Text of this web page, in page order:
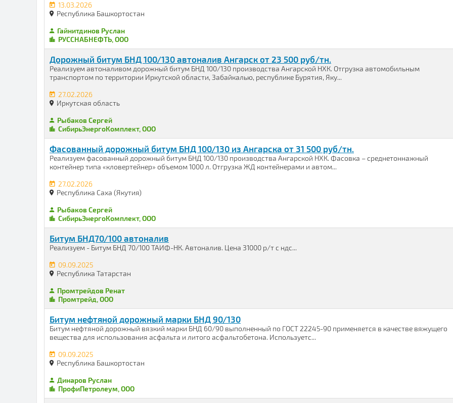
13.03.2026
Республика Башкортостан
Гайнитдинов Руслан
РУССНАБНЕФТЬ, ООО
Дорожный битум БНД 100/130 автоналив Ангарск от 23 500 руб/тн.
Реализуем автоналивом дорожный битум БНД 100/130 производства Ангарской НХК. Отгрузка автомобильным
транспортом по территории Иркутской области, Забайкалью, республике Бурятия, Яку...
27.02.2026
Иркутская область
Рыбаков Сергей
СибирьЭнергоКомплект, ООО
Фасованный дорожный битум БНД 100/130 из Ангарска от 31 500 руб/тн.
Реализуем фасованный дорожный битум БНД 100/130 производства Ангарской НХК. Фасовка – среднетоннажный
контейнер типа «кловертейнер» объемом 1000 л. Отгрузка ЖД контейнерами и автом...
27.02.2026
Республика Саха (Якутия)
Рыбаков Сергей
СибирьЭнергоКомплект, ООО
Битум БНД70/100 автоналив
Реализуем - Битум БНД 70/100 ТАИФ-НК. Автоналив. Цена 31000 р/т с ндс...
09.09.2025
Республика Татарстан
Промтрейдов Ренат
Промтрейд, ООО
Битум нефтяной дорожный марки БНД 90/130
Битум нефтяной дорожный вязкий марки БНД 60/90 выполненный по ГОСТ 22245-90 применяется в качестве вяжущего
вещества для использования асфальта и литого асфальтобетона. Используетс...
09.09.2025
Республика Башкортостан
Динаров Руслан
ПрофиПетролеум, ООО